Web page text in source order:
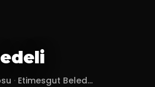
· Etimesgut Beled...